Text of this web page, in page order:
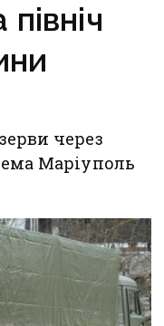
через
Маріуполь